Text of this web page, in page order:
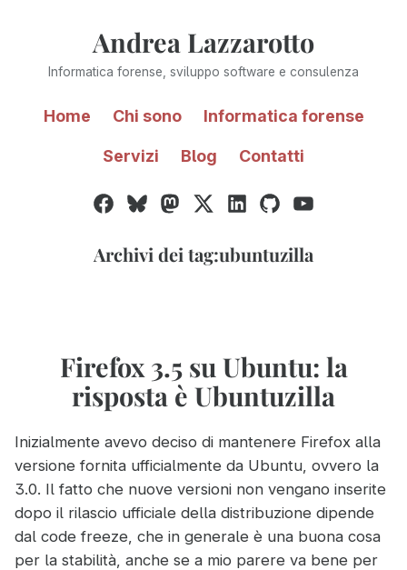
Andrea Lazzarotto
Informatica forense, sviluppo software e consulenza
Home Chi sono Informatica forense
Servizi Blog Contatti
Facebook
BlueskyMastodon
Twitter
X
LinkedInGitHubYouTube
Archivi dei tag:ubuntuzilla
Firefox 3.5 su Ubuntu: la
risposta è Ubuntuzilla
Inizialmente avevo deciso di mantenere Firefox alla
versione fornita ufficialmente da Ubuntu, ovvero la
3.0. Il fatto che nuove versioni non vengano inserite
dopo il rilascio ufficiale della distribuzione dipende
dal code freeze, che in generale è una buona cosa
per la stabilità, anche se a mio parere va bene per